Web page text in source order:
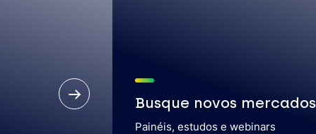
Busque novos mercados
Painéis, estudos e webinars